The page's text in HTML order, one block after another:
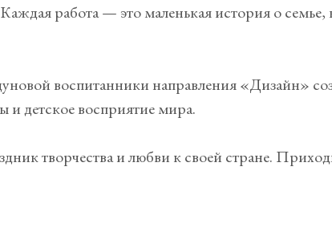
работа — это маленькая история о семье,
воспитанники направления «Дизайн»
и детское восприятие мира.
творчества и любви к своей стране.